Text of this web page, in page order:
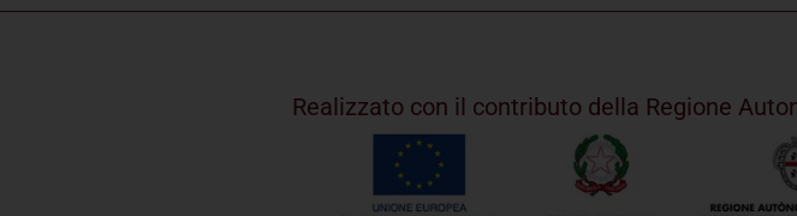
Realizzato con il contributo della Regione